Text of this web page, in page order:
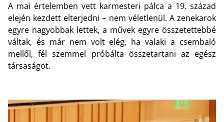
A mai értelemben vett karmesteri pálca a 19. század
elején kezdett elterjedni – nem véletlenül. A zenekarok
egyre nagyobbak lettek, a művek egyre összetettebbé
váltak, és már nem volt elég, ha valaki a csembaló
mellől, fél szemmel próbálta összetartani az egész
társaságot.